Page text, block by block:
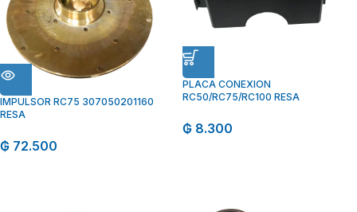
IMPULSOR RC75 307050201160
RESA
₲ 72.500
PLACA CONEXION
RC50/RC75/RC100 RESA
₲ 8.300